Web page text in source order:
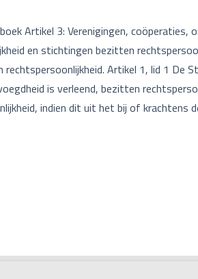
Artikel 3: Verenigingen, coöperaties,
en stichtingen bezitten
Artikel 1, lid 1 De
is verleend, bezitten
indien dit uit het bij of krachtens